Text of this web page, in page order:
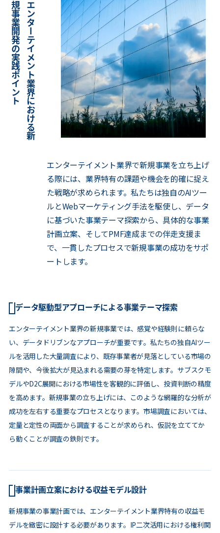
エ
ン
タ
ー
テ
イ
メ
ン
ト
業
界
に
お
け
る
新
規
事
業
開
発
の
実
践
ポ
イ
ン
ト
エンターテイメント業界で新規事業を立ち上げ
る際には、業界特有の課題や機会を的確に捉え
た戦略が求められます。私たちは独自のAIツー
ルとWebマーケティング手法を駆使し、データ
に基づいた事業テーマ探索から、具体的な事業
計画立案、そしてPMF達成までの伴走支援ま
で、一貫したプロセスで新規事業の成功をサポ
ートします。
データ駆動型アプローチによる事業テーマ探索
エンターテイメント業界の新規事業では、感覚や経験則に頼らな
い、データドリブンなアプローチが重要です。私たちの独自AIツー
ルを活用した大量調査により、既存事業者が見落としている市場の
隙間や、今後拡大が見込まれる需要の芽を特定します。サブスクモ
デルやD2C展開における市場性を客観的に評価し、投資判断の精度
を高めます。新規事業の立ち上げには、このような網羅的な分析が
成功を左右する重要なプロセスとなります。市場調査においては、
定量と定性の両面から調査することが求められ、仮説を立ててか
ら動くことが調査の鉄則です。
事業計画立案における収益モデル設計
新規事業の事業計画では、エンターテイメント業界特有の収益モ
デルを緻密に設計する必要があります。IP二次活用における権利関